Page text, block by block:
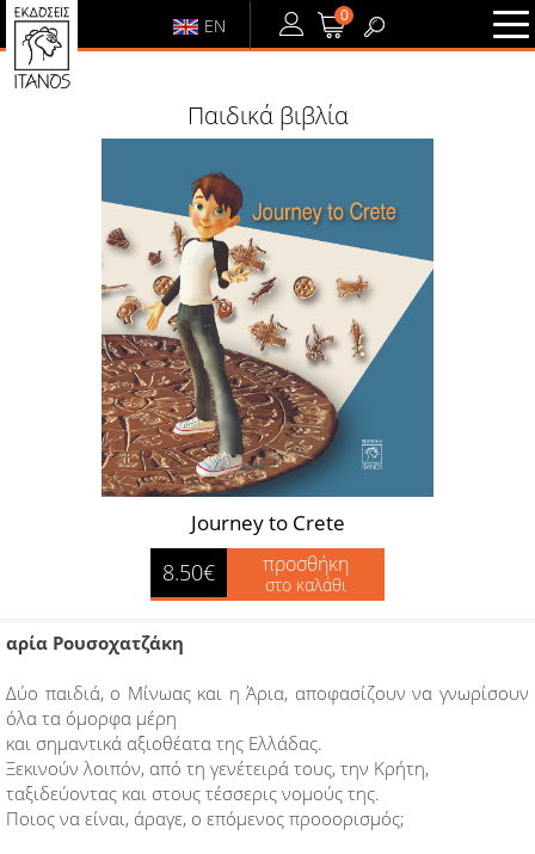
EN
ΕΙΣΟΔΟΣ
0
Παιδικά βιβλία
Journey to Crete
8.50€ προσθήκη
στο καλάθι
αρία Ρουσοχατζάκη
Δύο παιδιά, ο Μίνωας και η Άρια, αποφασίζουν να γνωρίσουν
όλα τα όμορφα μέρη
και σημαντικά αξιοθέατα της Ελλάδας.
Ξεκινούν λοιπόν, από τη γενέτειρά τους, την Κρήτη,
ταξιδεύοντας και στους τέσσερις νομούς της.
Ποιος να είναι, άραγε, ο επόμενος προοορισμός;